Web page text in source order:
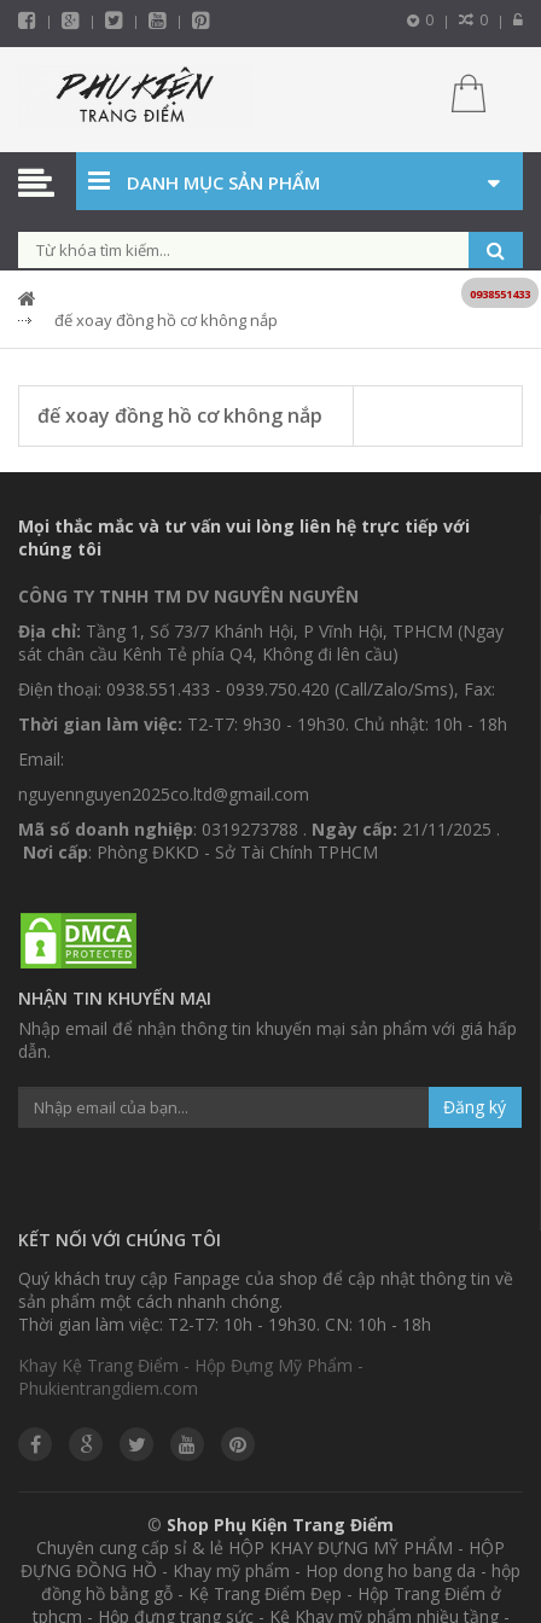
0 0
DANH MỤC SẢN PHẨM
đế xoay đồng hồ cơ không nắp
đế xoay đồng hồ cơ không nắp
Mọi thắc mắc và tư vấn vui lòng liên hệ trực tiếp với
chúng tôi
CÔNG TY TNHH TM DV NGUYÊN NGUYÊN
Địa chỉ: Tầng 1, Số 73/7 Khánh Hội, P Vĩnh Hội, TPHCM (Ngay
sát chân cầu Kênh Tẻ phía Q4, Không đi lên cầu)
Điện thoại: 0938.551.433 - 0939.750.420 (Call/Zalo/Sms), Fax:
Thời gian làm việc: T2-T7: 9h30 - 19h30. Chủ nhật: 10h - 18h
Email:
nguyennguyen2025co.ltd@gmail.com
Mã số doanh nghiệp: 0319273788 . Ngày cấp: 21/11/2025 .
Nơi cấp: Phòng ĐKKD - Sở Tài Chính TPHCM
NHẬN TIN KHUYẾN MẠI
Nhập email để nhận thông tin khuyến mại sản phẩm với giá hấp
dẫn.
Đăng ký
KẾT NỐI VỚI CHÚNG TÔI
Quý khách truy cập Fanpage của shop để cập nhật thông tin về
sản phẩm một cách nhanh chóng.
Thời gian làm việc: T2-T7: 10h - 19h30. CN: 10h - 18h
Khay Kệ Trang Điểm - Hộp Đựng Mỹ Phẩm -
Phukientrangdiem.com
© Shop Phụ Kiện Trang Điểm
Chuyên cung cấp sỉ & lẻ HỘP KHAY ĐỰNG MỸ PHẨM - HỘP
ĐỰNG ĐỒNG HỒ - Khay mỹ phẩm - Hop dong ho bang da - hộp
đồng hồ bằng gỗ - Kệ Trang Điểm Đẹp - Hộp Trang Điểm ở
tphcm - Hộp đựng trang sức - Kệ Khay mỹ phẩm nhiều tầng -
0938551433